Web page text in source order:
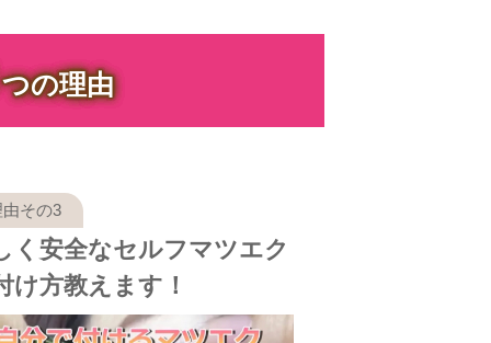
つの理由
く安全なセルフマツエク
け方教えます！